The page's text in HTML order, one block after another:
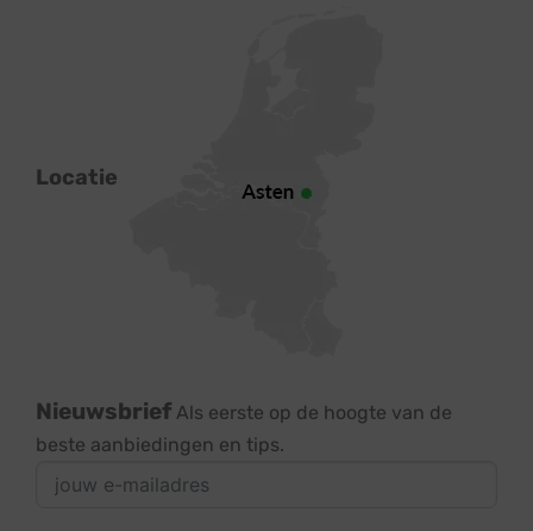
Locatie
Nieuwsbrief Als eerste op de hoogte van de
beste aanbiedingen en tips.